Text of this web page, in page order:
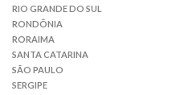
RIO GRANDE DO SUL
RONDÔNIA
RORAIMA
SANTA CATARINA
SÃO PAULO
SERGIPE